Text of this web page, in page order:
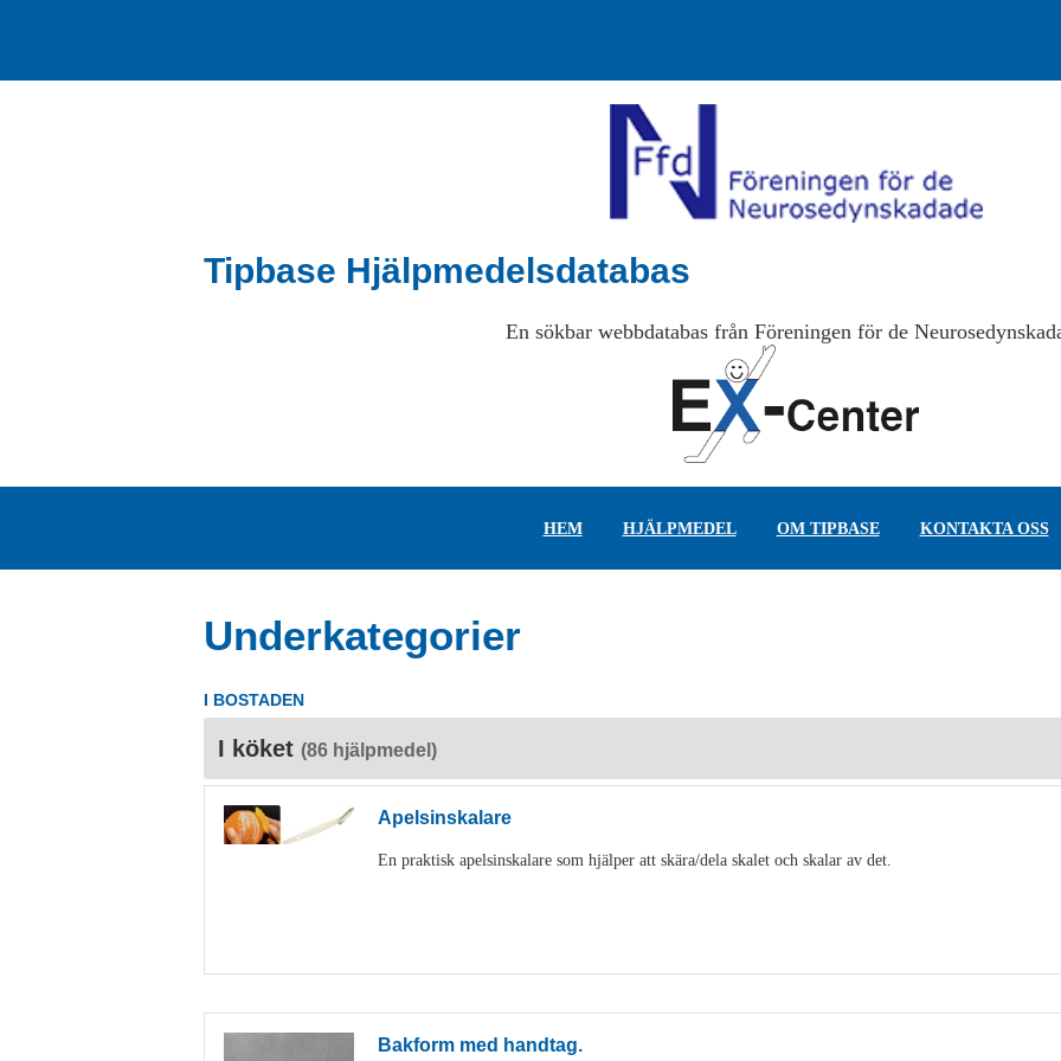
Tipbase Hjälpmedelsdatabas
En sökbar webbdatabas från Föreningen för de
HEM HJÄLPMEDEL OM TIPBASE KONTAKTA OSS
Underkategorier
I BOSTADEN
I köket (86 hjälpmedel)
Apelsinskalare
En praktisk apelsinskalare som hjälper att skära/dela skalet och skalar av det.
Bakform med handtag.